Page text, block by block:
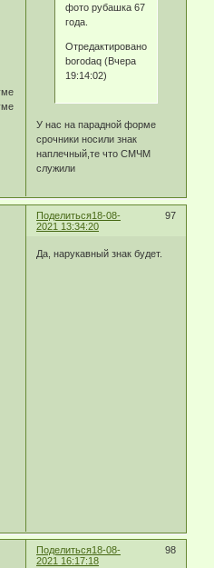
фото рубашка 67
года.
Отредактировано
borodaq (Вчера
19:14:02)
У нас на парадной форме
срочники носили знак
наплечный,те что СМЧМ
служили
Поделиться 97
18-08-
2021 13:34:20
Да, нарукавный знак будет.
Поделиться 98
18-08-
2021 16:17:18